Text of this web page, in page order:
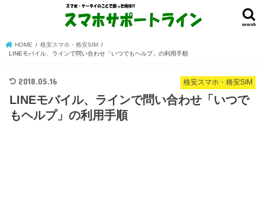
search
HOME
格安スマホ・格安SIM
LINEモバイル、ラインで問い合わせ「いつでもヘルプ」の利用手順
格安スマホ・格安SIM
2018.05.16
LINEモバイル、ラインで問い合わせ「いつで
もヘルプ」の利用手順